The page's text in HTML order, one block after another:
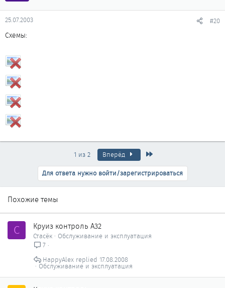
25.07.2003 #20
Схемы:
1 из 2 Вперёд
Для ответа нужно войти/зарегистрироваться
Похожие темы
С Круиз контроль А32
Стасёк
Обслуживание и эксплуатация
7
Обслуживание и эксплуатация
17.08.2008
HappyAlex